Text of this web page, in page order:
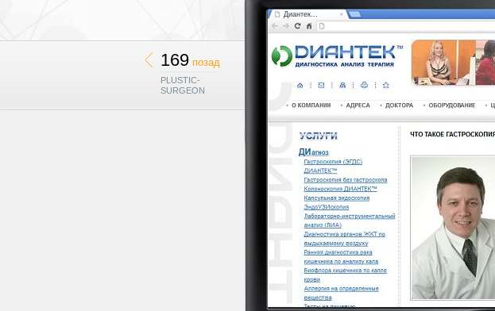
169 позади
PLUSTIC-
SURGEON
Диантек...